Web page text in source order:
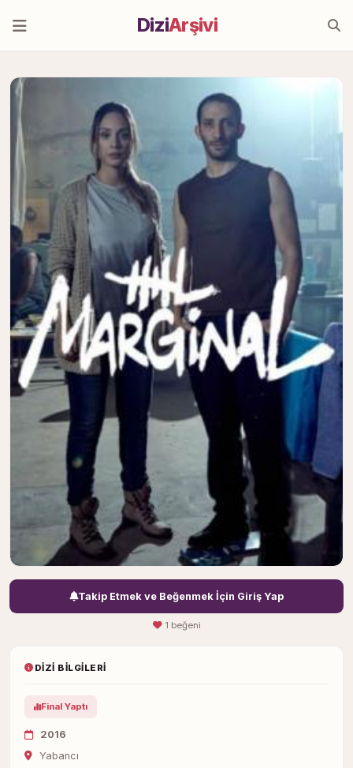
DiziArşivi
Takip Etmek ve Beğenmek İçin Giriş Yap
1 beğeni
DIZI BILGILERI
Final Yaptı
2016
Yabancı